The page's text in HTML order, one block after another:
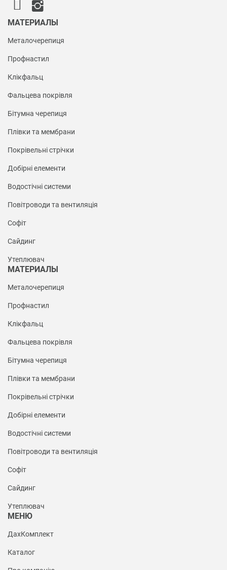
МАТЕРИАЛЫ
Металочерепиця
Профнастил
Клікфальц
Фальцева покрівля
Бітумна черепиця
Плівки та мембрани
Покрівельні стрічки
Добірні елементи
Водостічні системи
Повітроводи та вентиляція
Софіт
Сайдинг
Утеплювач
МАТЕРИАЛЫ
Металочерепиця
Профнастил
Клікфальц
Фальцева покрівля
Бітумна черепиця
Плівки та мембрани
Покрівельні стрічки
Добірні елементи
Водостічні системи
Повітроводи та вентиляція
Софіт
Сайдинг
Утеплювач
МЕНЮ
ДахКомплект
Каталог